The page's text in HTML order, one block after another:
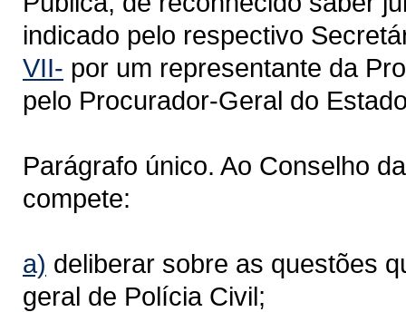
indicado pelo respectivo
VII- por um representante da
pelo Procurador-Geral do
Parágrafo único. Ao Conselho
compete:
a) deliberar sobre as questões
geral de Polícia Civil;